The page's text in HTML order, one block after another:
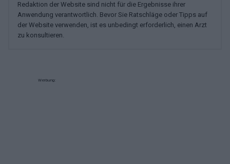
Redaktion der Website sind nicht für die Ergebnisse ihrer
Anwendung verantwortlich. Bevor Sie Ratschläge oder Tipps auf
der Website verwenden, ist es unbedingt erforderlich, einen Arzt
zu konsultieren.
Werbung: